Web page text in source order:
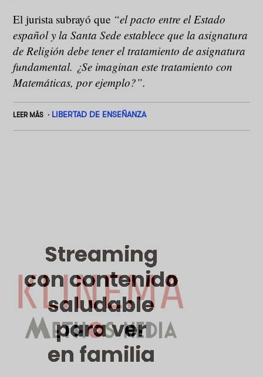
El jurista subrayó que “el pacto entre el Estado
español y la Santa Sede establece que la asignatura
de Religión debe tener el tratamiento de asignatura
fundamental. ¿Se imaginan este tratamiento con
Matemáticas, por ejemplo?”.
LEER MÁS LIBERTAD DE ENSEÑANZA